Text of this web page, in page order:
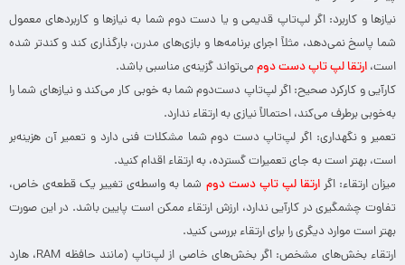
نیازها و کاربرد: اگر لپ‌تاپ قدیمی و یا دست دوم شما به نیازها و کاربردهای معمول
شما پاسخ نمی‌دهد، مثلاً اجرای برنامه‌ها و بازی‌های مدرن، بارگذاری کند و کندتر شده
است، ارتقا لپ تاپ دست دوم می‌تواند گزینه‌ی مناسبی باشد.
کارآیی و کارکرد صحیح: اگر لپ‌تاپ دست‌دوم شما به خوبی کار می‌کند و نیازهای شما را
به‌خوبی برطرف می‌کند، احتمالاً نیازی به ارتقاء ندارد.
تعمیر و نگهداری: اگر لپ‌تاپ دست دوم شما مشکلات فنی دارد و تعمیر آن هزینه‌بر
است، بهتر است به جای تعمیرات گسترده، به ارتقاء اقدام کنید.
میزان ارتقاء: اگرارتقا لپ تاپ دست دوم شما به واسطه‌ی تغییر یک قطعه‌ی خاص،
تفاوت چشمگیری در کارآیی ندارد، ارزش ارتقاء ممکن است پایین باشد. در این صورت
بهتر است موارد دیگری را برای ارتقاء بررسی کنید.
ارتقاء بخش‌های مشخص: اگر بخش‌های خاصی از لپ‌تاپ (مانند حافظه RAM، هارد